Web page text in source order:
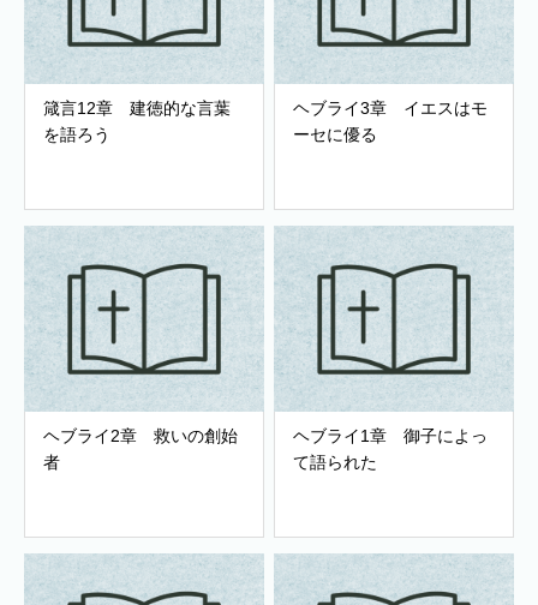
箴言12章 建徳的な言葉
を語ろう
ヘブライ3章 イエスはモ
ーセに優る
ヘブライ2章 救いの創始
者
ヘブライ1章 御子によっ
て語られた